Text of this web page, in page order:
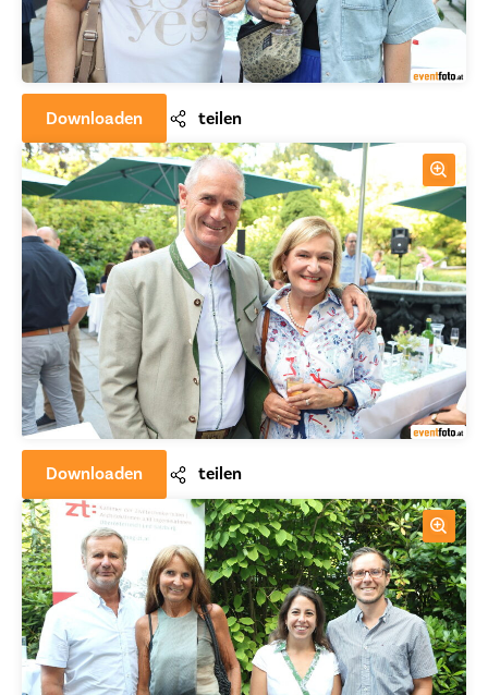
Downloaden teilen
Downloaden teilen